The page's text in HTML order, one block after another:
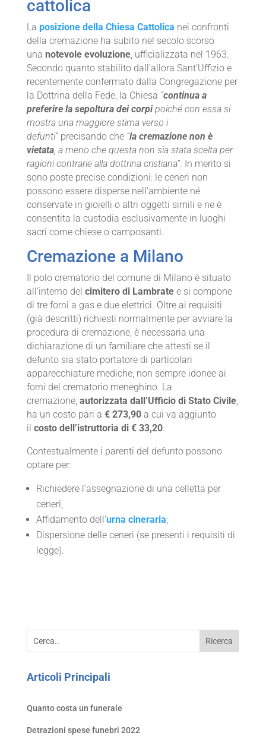
cattolica
La posizione della Chiesa Cattolica nei confronti
della cremazione ha subito nel secolo scorso
una notevole evoluzione, ufficializzata nel 1963.
Secondo quanto stabilito dall’allora Sant’Uffizio e
recentemente confermato dalla Congregazione per
la Dottrina della Fede, la Chiesa “continua a
preferire la sepoltura dei corpipoiché con essa si
mostra una maggiore stima verso i
defunti”precisando che “la cremazione non è
vietata, a meno che questa non sia stata scelta per
ragioni contrarie alla dottrina cristiana”. In merito si
sono poste precise condizioni: le ceneri non
possono essere disperse nell’ambiente né
conservate in gioielli o altri oggetti simili e ne è
consentita la custodia esclusivamente in luoghi
sacri come chiese o camposanti.
Cremazione a Milano
Il polo crematorio del comune di Milano è situato
all’interno del cimitero di Lambratee si compone
di tre forni a gas e due elettrici. Oltre ai requisiti
(già descritti) richiesti normalmente per avviare la
procedura di cremazione, è necessaria una
dichiarazione di un familiare che attesti se il
defunto sia stato portatore di particolari
apparecchiature mediche, non sempre idonee ai
forni del crematorio meneghino. La
cremazione, autorizzata dall’Ufficio di Stato Civile,
ha un costo pari a € 273,90a cui va aggiunto
il costo dell’istruttoria di € 33,20.
Contestualmente i parenti del defunto possono
optare per:
Richiedere l’assegnazione di una celletta per
ceneri;
Affidamento dell’urna cineraria;
Dispersione delle ceneri (se presenti i requisiti di
legge).
Articoli Principali
Quanto costa un funerale
Detrazioni spese funebri 2022